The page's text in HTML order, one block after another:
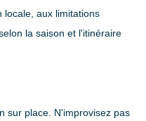
locale, aux limitations
la saison et l'itinéraire
sur place . N'improvisez pas